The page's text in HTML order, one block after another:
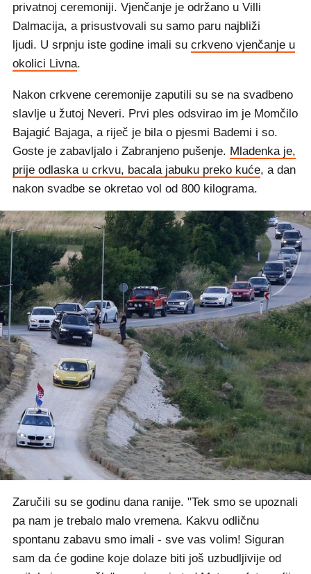
privatnoj ceremoniji. Vjenčanje je održano u Villi
Dalmacija, a prisustvovali su samo paru najbliži
ljudi. U srpnju iste godine imali su crkveno vjenčanje u
okolici Livna.
Nakon crkvene ceremonije zaputili su se na svadbeno
slavlje u žutoj Neveri. Prvi ples odsvirao im je Momčilo
Bajagić Bajaga, a riječ je bila o pjesmi Bademi i so.
Goste je zabavljalo i Zabranjeno pušenje. Mladenka je,
prije odlaska u crkvu, bacala jabuku preko kuće, a dan
nakon svadbe se okretao vol od 800 kilograma.
Zaručili su se godinu dana ranije. "Tek smo se upoznali
pa nam je trebalo malo vremena. Kakvu odličnu
spontanu zabavu smo imali - sve vas volim! Siguran
sam da će godine koje dolaze biti još uzbudljivije od